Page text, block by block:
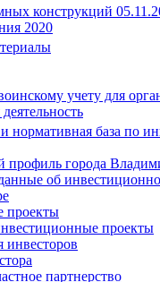
конструкций
2020
учету для
и нормативная база по
города
об
проекты
проекты
инвесторов
партнерство